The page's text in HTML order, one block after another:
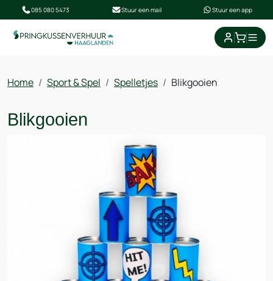
085 080 5473 Stuur een mail Stuur een app
Home Sport & Spel Spelletjes Blikgooien
Blikgooien